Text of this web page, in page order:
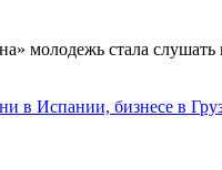
молодежь стала
в Испании, бизнесе в